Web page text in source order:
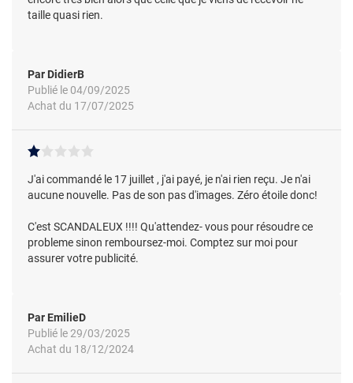
taille quasi rien.
Par DidierB
Publié le 04/09/2025
Achat du 17/07/2025
J'ai commandé le 17 juillet , j'ai payé, je n'ai rien reçu. Je n'ai
aucune nouvelle. Pas de son pas d'images. Zéro étoile donc!
C'est SCANDALEUX !!!! Qu'attendez- vous pour résoudre ce
probleme sinon remboursez-moi. Comptez sur moi pour
assurer votre publicité.
Par EmilieD
Publié le 29/03/2025
Achat du 18/12/2024